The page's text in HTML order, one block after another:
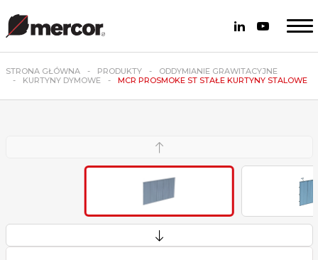
STRONA GŁÓWNA PRODUKTY
ODDYMIANIE GRAWITACYJNE
KURTYNY DYMOWE
MCR PROSMOKE ST STAŁE KURTYNY STALOWE